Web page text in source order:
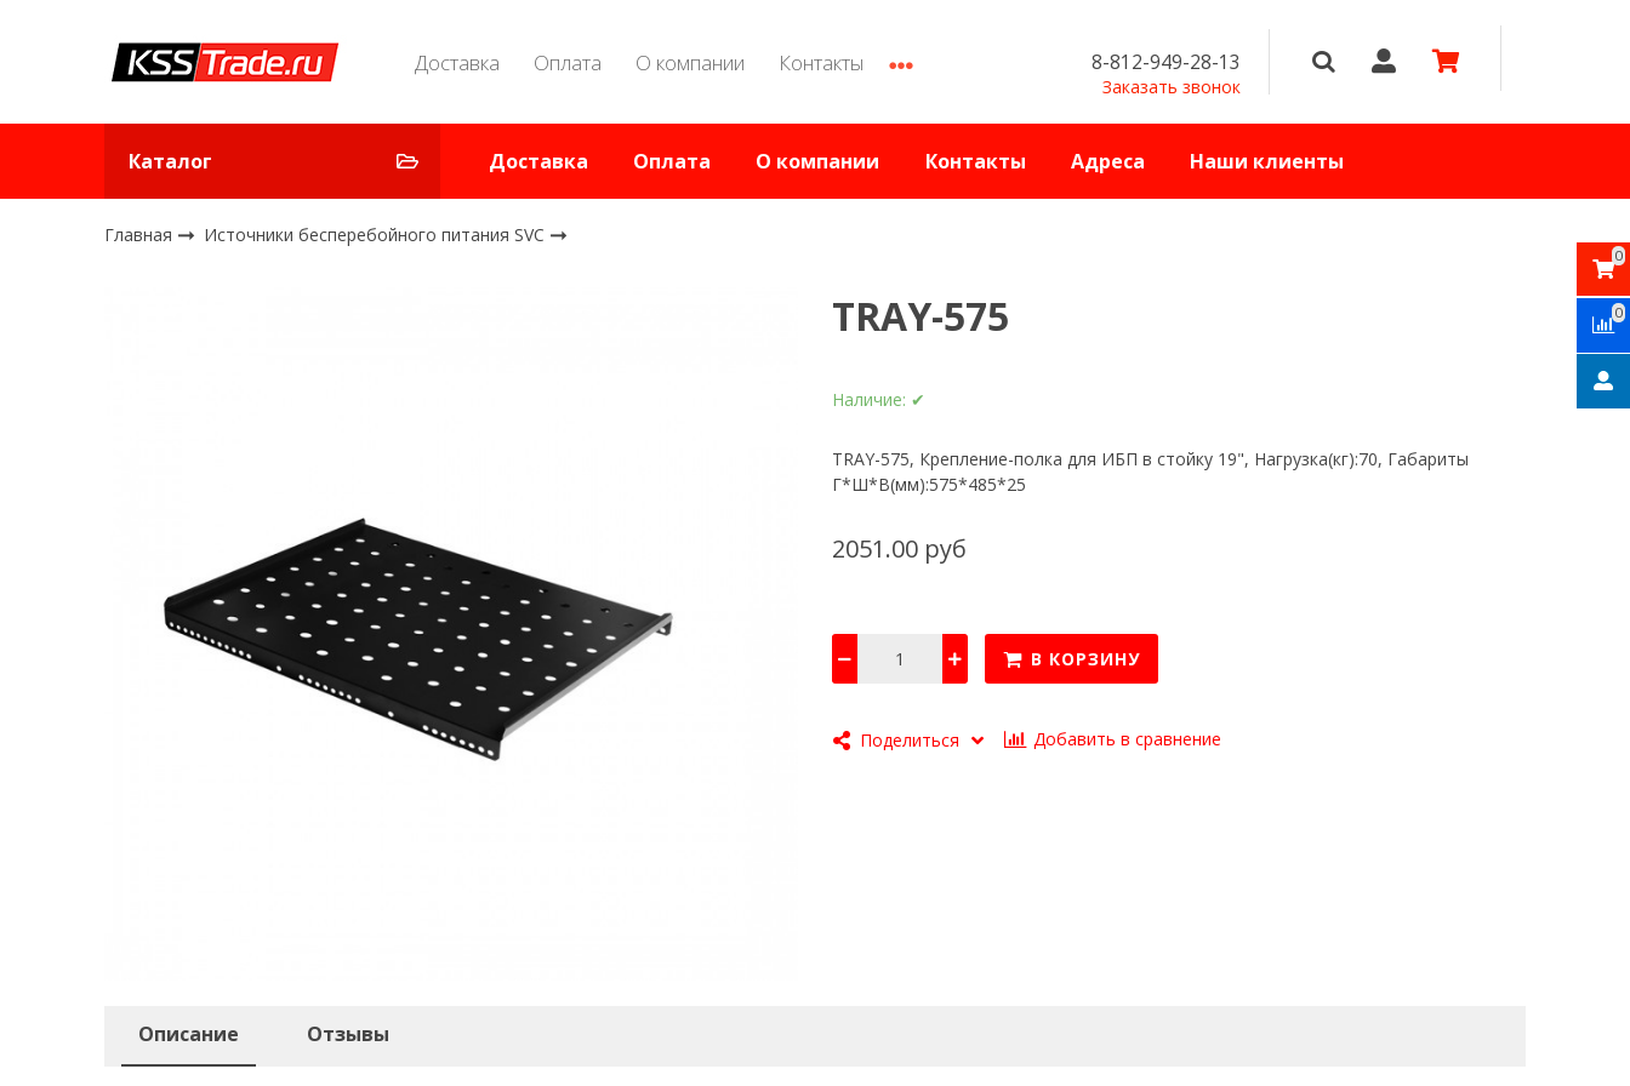
8-812-949-28-13
Заказать звонок
Доставка Оплата О компании Контакты
Каталог Доставка Оплата О компании Контакты Адреса Наши клиенты
Главная Источники бесперебойного питания SVC
TRAY-575
Наличие: ✔
TRAY-575, Крепление-полка для ИБП в стойку 19", Нагрузка(кг):70, Габариты
Г*Ш*В(мм):575*485*25
2051.00 руб
В КОРЗИНУ
Поделиться Добавить в сравнение
Описание Отзывы
0
0